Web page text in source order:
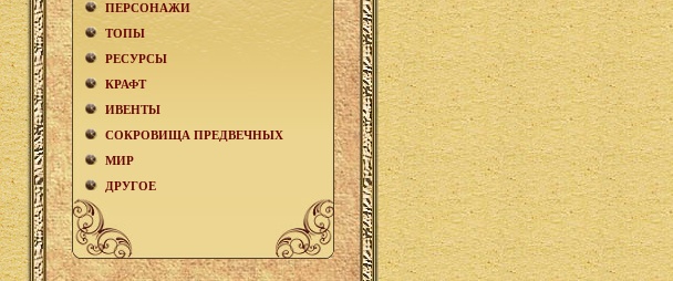
ПЕРСОНАЖИ
ТОПЫ
РЕСУРСЫ
КРАФТ
ИВЕНТЫ
СОКРОВИЩА ПРЕДВЕЧНЫХ
МИР
ДРУГОЕ